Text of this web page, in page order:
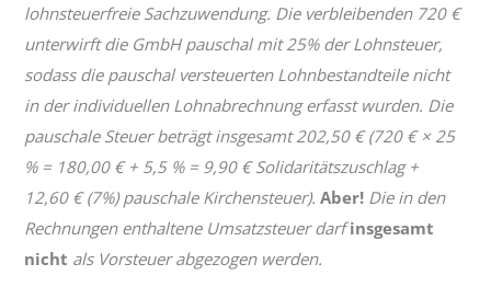
lohnsteuerfreie Sachzuwendung. Die verbleibenden 720 €
unterwirft die GmbH pauschal mit 25% der Lohnsteuer,
sodass die pauschal versteuerten Lohnbestandteile nicht
in der individuellen Lohnabrechnung erfasst wurden. Die
pauschale Steuer beträgt insgesamt 202,50 € (720 € × 25
% = 180,00 € + 5,5 % = 9,90 € Solidaritätszuschlag +
12,60 € (7%) pauschale Kirchensteuer).Aber! Die in den
Rechnungen enthaltene Umsatzsteuer darfinsgesamt
nicht als Vorsteuer abgezogen werden.